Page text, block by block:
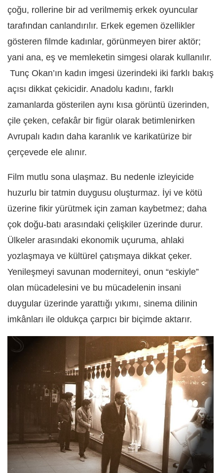
çoğu, rollerine bir ad verilmemiş erkek oyuncular
tarafından canlandırılır. Erkek egemen özellikler
gösteren filmde kadınlar, görünmeyen birer aktör;
yani ana, eş ve memleketin simgesi olarak kullanılır.
Tunç Okan’ın kadın imgesi üzerindeki iki farklı bakış
açısı dikkat çekicidir. Anadolu kadını, farklı
zamanlarda gösterilen aynı kısa görüntü üzerinden,
çile çeken, cefakâr bir figür olarak betimlenirken
Avrupalı kadın daha karanlık ve karikatürize bir
çerçevede ele alınır.
Film mutlu sona ulaşmaz. Bu nedenle izleyicide
huzurlu bir tatmin duygusu oluşturmaz. İyi ve kötü
üzerine fikir yürütmek için zaman kaybetmez; daha
çok doğu-batı arasındaki çelişkiler üzerinde durur.
Ülkeler arasındaki ekonomik uçuruma, ahlaki
yozlaşmaya ve kültürel çatışmaya dikkat çeker.
Yenileşmeyi savunan moderniteyi, onun “eskiyle”
olan mücadelesini ve bu mücadelenin insani
duygular üzerinde yarattığı yıkımı, sinema dilinin
imkânları ile oldukça çarpıcı bir biçimde aktarır.